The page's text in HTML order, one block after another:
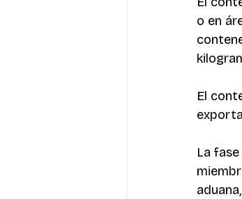
o en
El
La